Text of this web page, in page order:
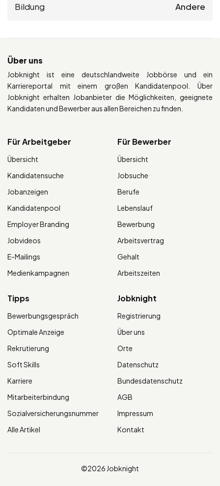
Bildung Andere
Über uns
Jobknight ist eine deutschlandweite Jobbörse und ein
Karriereportal mit einem großen Kandidatenpool. Über
Jobknight erhalten Jobanbieter die Möglichkeiten, geeignete
Kandidaten und Bewerber aus allen Bereichen zu finden.
Für Arbeitgeber
Übersicht
Kandidatensuche
Jobanzeigen
Kandidatenpool
Employer Branding
Jobvideos
E-Mailings
Medienkampagnen
Für Bewerber
Übersicht
Jobsuche
Berufe
Lebenslauf
Bewerbung
Arbeitsvertrag
Gehalt
Arbeitszeiten
Tipps
Bewerbungsgespräch
Optimale Anzeige
Rekrutierung
Soft Skills
Karriere
Mitarbeiterbindung
Sozialversicherungsnummer
Alle Artikel
Jobknight
Registrierung
Über uns
Orte
Datenschutz
Bundesdatenschutz
AGB
Impressum
Kontakt
©2026 Jobknight